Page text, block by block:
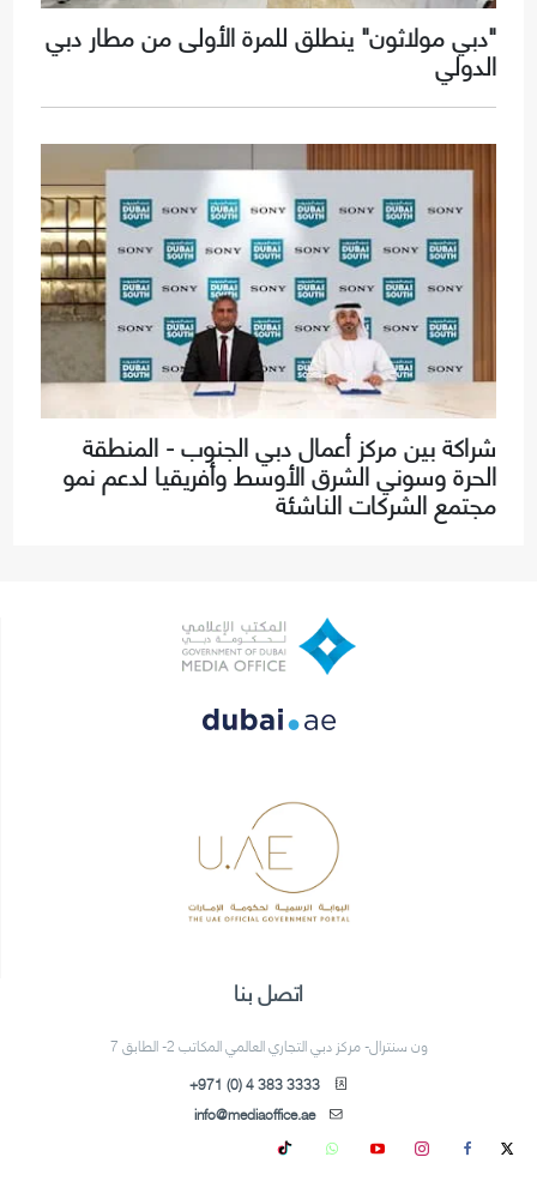
"دبي مولاثون" ينطلق للمرة الأولى من مطار دبي
الدولي
شراكة بين مركز أعمال دبي الجنوب - المنطقة
الحرة وسوني الشرق الأوسط وأفريقيا لدعم نمو
مجتمع الشركات الناشئة
اتصل بنا
ون سنترال- مركز دبي التجاري العالمي المكاتب 2- الطابق 7
+971 (0) 4 383 3333
info@mediaoffice.ae